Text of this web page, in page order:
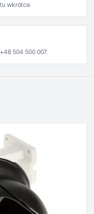
wkrótce.
504 500 007.